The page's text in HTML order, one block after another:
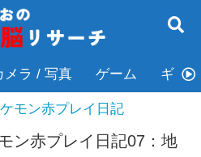
メラ / 写真 ゲーム ギター
モン赤プレイ日記
ン赤プレイ日記07：地